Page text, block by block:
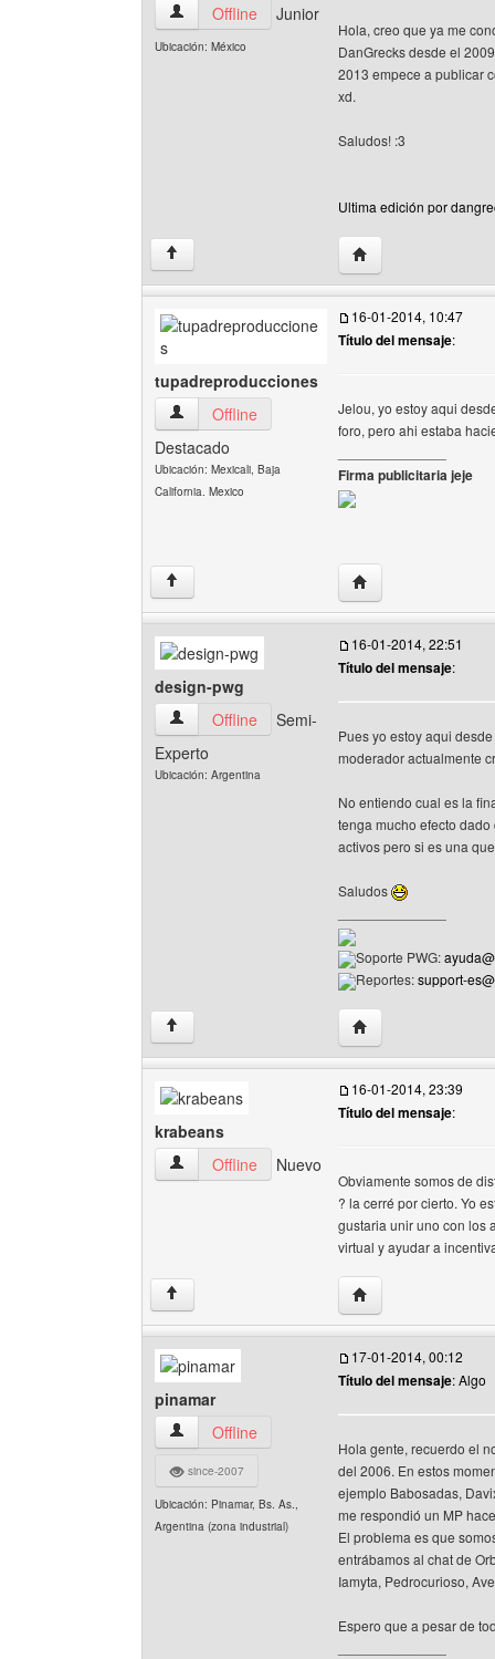
dangrecks Ver perfil del usuario
Offline Junior
Ubicación: México
Hola, creo que ya me
DanGrecks desde el
2013 empece a publicar
xd.
Saludos! :3
Ultima edición por
↑ Visitar sitio web del
tupadreproducciones
tupadreproducciones Ver perfil del usuario
Offline
Destacado
Ubicación: Mexicali, Baja
California. Mexico
16-01-2014, 10:47
Título del mensaje:
Jelou, yo estoy aqui
foro, pero ahi estaba
Firma publicitaria jeje
↑ Visitar sitio web del
design-pwg
design-pwg Ver perfil del usuario
Offline
Semi-
Experto
Ubicación: Argentina
16-01-2014, 22:51
Título del mensaje:
Pues yo estoy aqui
moderador actualmente
No entiendo cual es la
tenga mucho efecto
activos pero si es una
Saludos
Soporte PWG:
Reportes:support-
↑ Visitar sitio web del
krabeans
krabeans Ver perfil del usuario
Offline Nuevo
16-01-2014, 23:39
Título del mensaje:
Obviamente somos de
? la cerré por cierto. Yo
gustaria unir uno con los
virtual y ayudar a
↑ Visitar sitio web del
pinamar
pinamar Ver perfil del usuario
Offline
since-2007
Ubicación: Pinamar, Bs. As.,
Argentina (zona industrial)
17-01-2014, 00:12
Título del mensaje: Algo
Hola gente, recuerdo el
del 2006. En estos
ejemplo Babosadas,
me respondió un MP
El problema es que
entrábamos al chat de
Iamyta, Pedrocurioso,
Espero que a pesar de